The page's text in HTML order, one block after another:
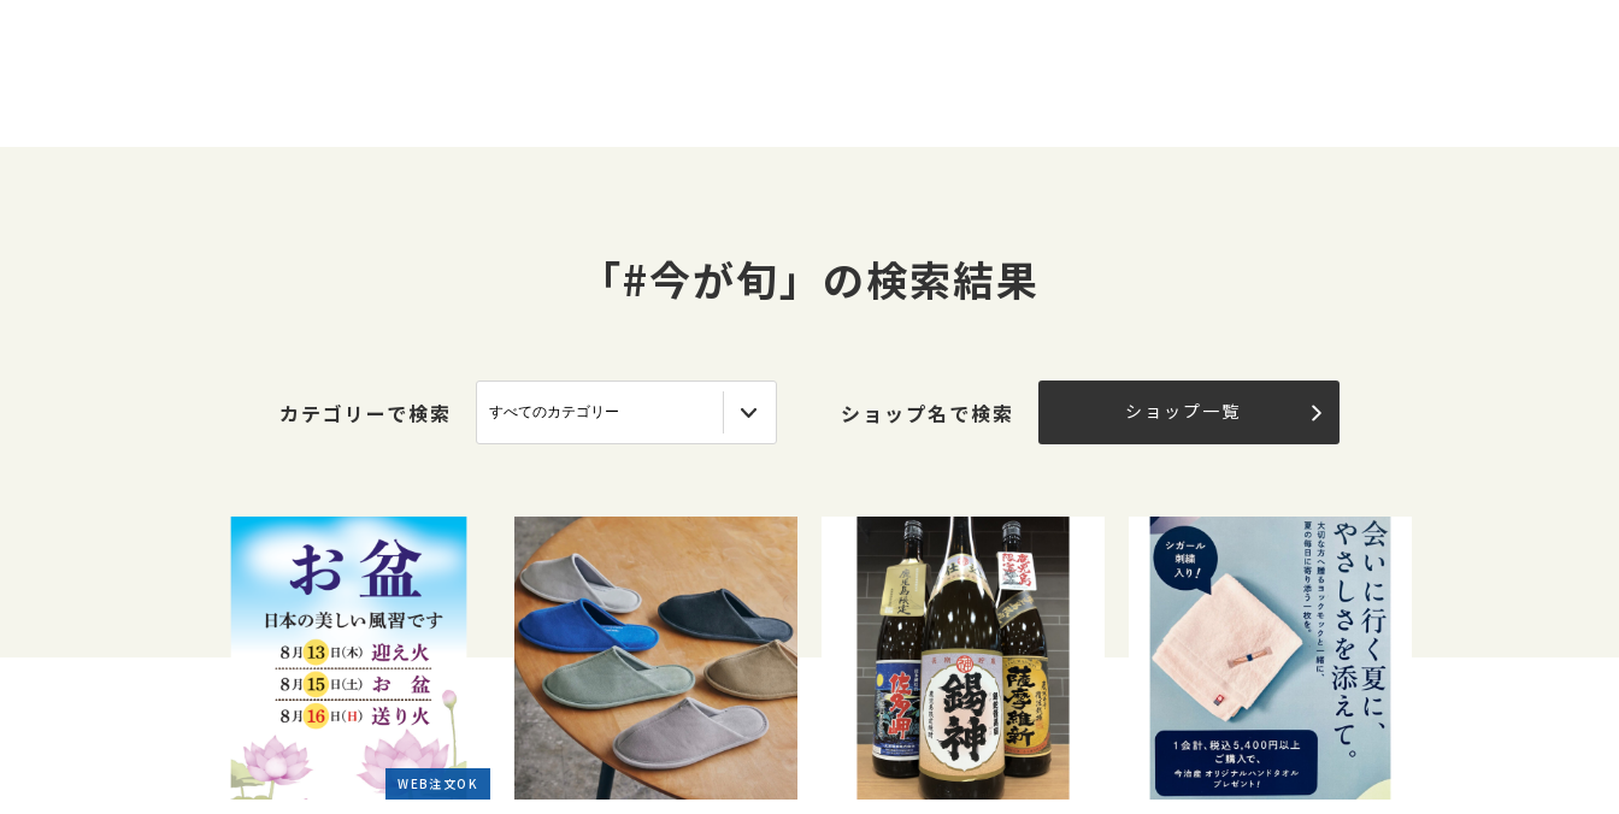
「#今が旬」の検索結果
カテゴリーで検索 ショップ名で検索 ショップ一覧
WEB注文OK